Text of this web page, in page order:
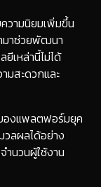
วามนิยมเพิ่มขึ้น
มาช่วยพัฒนา
ยีเหล่านี้ไม่ได้
มสะดวกและ
องแพลตฟอร์มยุค
วลผลได้อย่าง
ำนวนผู้ใช้งาน